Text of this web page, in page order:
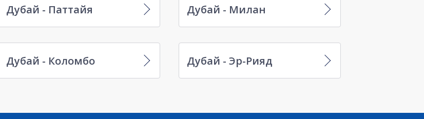
Дубай - Паттайя Дубай - Милан
Дубай - Коломбо Дубай - Эр-Рияд